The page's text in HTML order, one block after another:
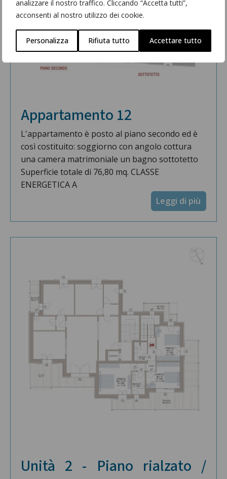
analizzare il nostro traffico. Cliccando “Accetta tutti”,
acconsenti al nostro utilizzo dei cookie.
Personalizza Rifiuta tutto Accettare tutto
Appartamento 12
L'appartamento è posto al piano secondo ed è
così costituito: soggiorno con angolo cottura
una camera matrimoniale un bagno sottotetto
Superficie totale di 76,80 mq. CLASSE
ENERGETICA A
Leggi di più
Unità 2 - Piano rialzato /